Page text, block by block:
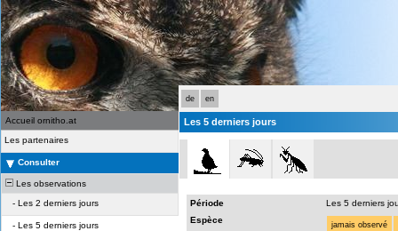
de en
Accueil ornitho.at
Les partenaires
Consulter
Les observations
- Les 2 derniers jours
- Les 5 derniers jours
Les 5 derniers jours
Période
Les 5 derniers
Espèce
jamais observé